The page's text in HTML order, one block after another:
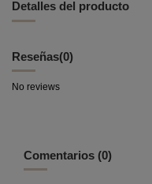
Detalles del producto
Reseñas(0)
No reviews
Comentarios (0)